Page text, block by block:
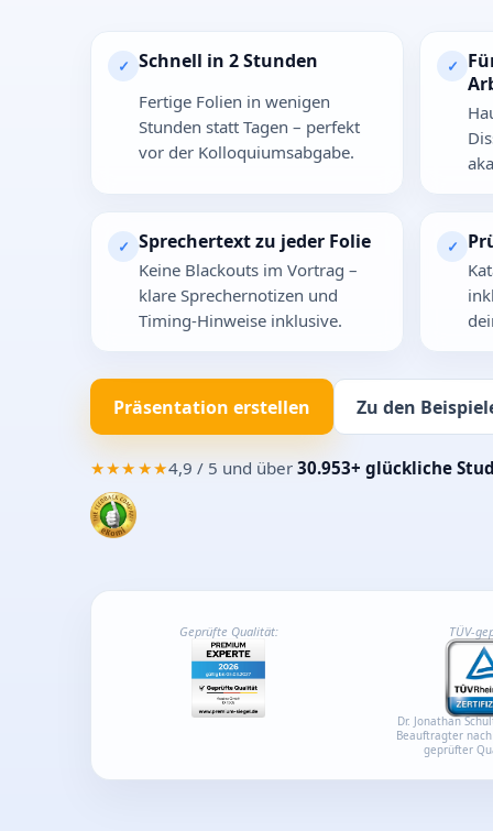
✓ Schnell in 2 Stunden
Fertige Folien in wenigen
Stunden statt Tagen – perfekt
vor der Kolloquiumsabgabe.
✓
✓ Sprechertext zu jeder Folie
Keine Blackouts im Vortrag –
klare Sprechernotizen und
Timing-Hinweise inklusive.
✓
Präsentation erstellen Zu den
★★★★★4,9 / 5 und über30.953+ glückliche
Geprüfte Qualität: TÜV-
Dr. Jonathan
Beauftragter
geprüfter